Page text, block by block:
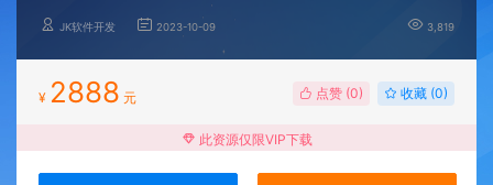
JK软件开发 2023-10-09 3,819
¥ 2888 元 点赞 (0) 收藏 (0)
此资源仅限VIP下载